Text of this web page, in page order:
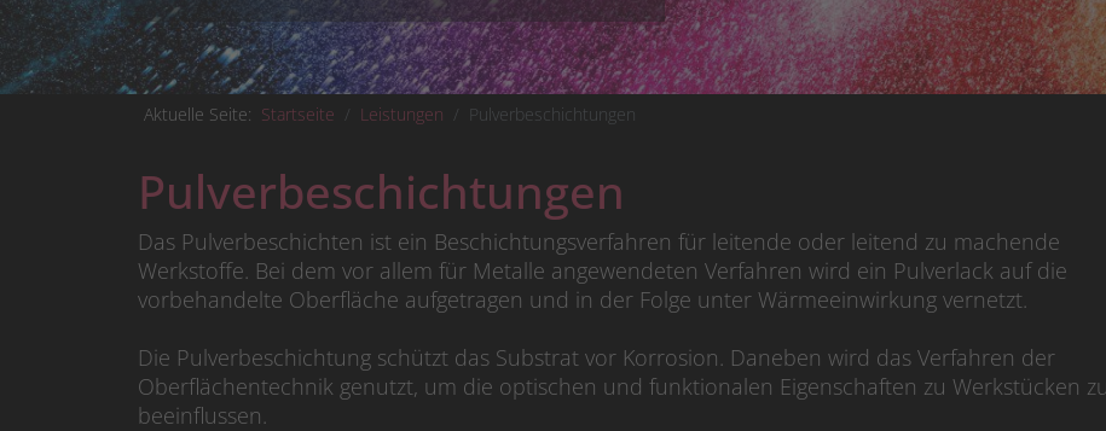
Aktuelle Seite: Startseite Leistungen Pulverbeschichtungen
Pulverbeschichtungen
Das Pulverbeschichten ist ein Beschichtungsverfahren für leitende oder leitend zu machende
Werkstoffe. Bei dem vor allem für Metalle angewendeten Verfahren wird ein Pulverlack auf die
vorbehandelte Oberfläche aufgetragen und in der Folge unter Wärmeeinwirkung vernetzt.
Die Pulverbeschichtung schützt das Substrat vor Korrosion. Daneben wird das Verfahren der
Oberflächentechnik genutzt, um die optischen und funktionalen Eigenschaften zu Werkstücken zu
beeinflussen.